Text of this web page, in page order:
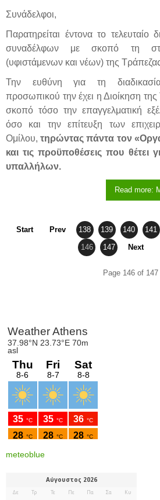
Συνάδελφοι,
Παρατηρείται έντονα το τελευταίο
συναδέλφων με σκοπό τη
(υφιστάμενων και νέων) της
Την ευθύνη για τη
προσωπικού την έχει η Διοίκηση
σκοπό τόσο την επαγγελματική
όσο και την επίτευξη των
Ομίλου,τηρώντας πάντα τον
και τις προϋποθέσεις που θέτει
υπαλλήλων.
Read more:
Start Prev 138 139 140 141
146 147 Next
Page 146 of 147
meteoblue